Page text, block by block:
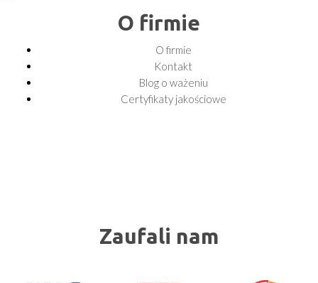
O firmie
O firmie
Kontakt
Blog o ważeniu
Certyfikaty jakościowe
Zaufali nam